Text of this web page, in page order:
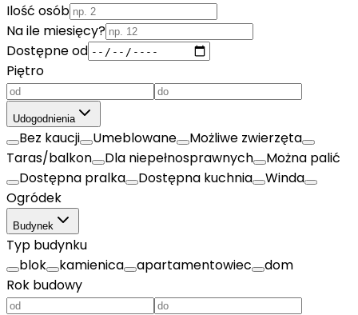
Ilość osób
Na ile miesięcy?
Dostępne od
Piętro
Udogodnienia
Bez kaucji Umeblowane
Możliwe zwierzęta
Taras/balkon
Dla niepełnosprawnych
Można palić
Dostępna pralka
Dostępna kuchnia
Winda
Ogródek
Budynek
Typ budynku
blok
kamienica apartamentowiec
dom
Rok budowy